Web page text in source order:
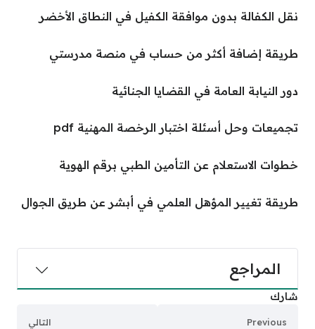
نقل الكفالة بدون موافقة الكفيل في النطاق الأخضر
طريقة إضافة أكثر من حساب في منصة مدرستي
دور النيابة العامة في القضايا الجنائية
تجميعات وحل أسئلة اختبار الرخصة المهنية pdf
خطوات الاستعلام عن التأمين الطبي برقم الهوية
طريقة تغيير المؤهل العلمي في أبشر عن طريق الجوال
المراجع
شارك
Previous التالي